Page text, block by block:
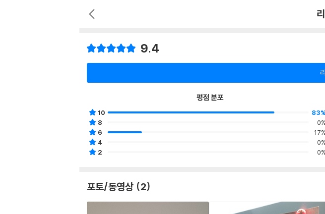
9.4
평점 분포
10
83%
8
0%
6
17%
4
0%
2
0%
포토/동영상 (2)